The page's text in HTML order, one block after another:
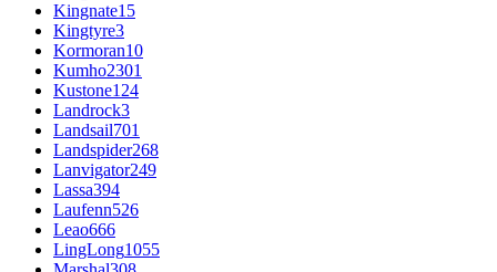
Kingnate15
Kingtyre3
Kormoran10
Kumho2301
Kustone124
Landrock3
Landsail701
Landspider268
Lanvigator249
Lassa394
Laufenn526
Leao666
LingLong1055